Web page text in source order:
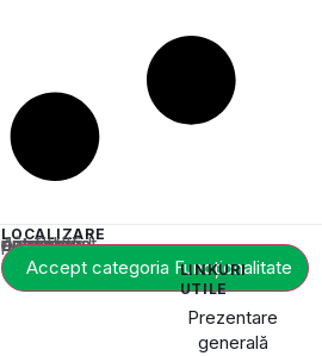
LOCALIZARE
Acest conținut este blocat până când acceptați categoria de cookie-uri necesară.
Accept categoria Funcționalitate
LINKURI
UTILE
Prezentare
generală